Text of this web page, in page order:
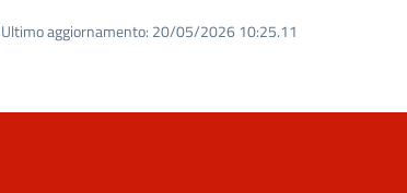
Ultimo aggiornamento: 20/05/2026 10:25.11